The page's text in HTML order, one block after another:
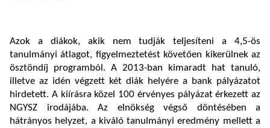
Azok a diákok, akik nem tudják teljesíteni a 4,5-ös
tanulmányi átlagot, figyelmeztetést követően kikerülnek az
ösztöndíj programból. A 2013-ban kimaradt hat tanuló,
illetve az idén végzett két diák helyére a bank pályázatot
hirdetett. A kiírásra közel 100 érvényes pályázat érkezett az
NGYSZ irodájába. Az elnökség végső döntésében a
hátrányos helyzet, a kiváló tanulmányi eredmény mellett a